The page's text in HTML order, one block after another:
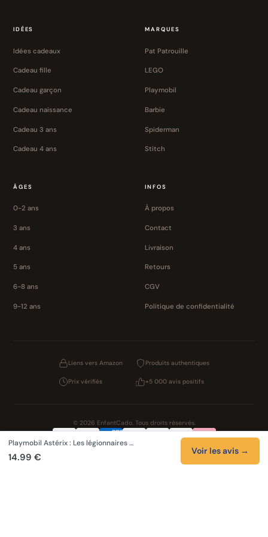
IDÉES
Idées cadeaux
Cadeau fille
Cadeau garçon
Cadeau naissance
Cadeau 3 ans
Cadeau 4 ans
MARQUES
Pat Patrouille
LEGO
Playmobil
Barbie
Spiderman
Stitch
ÂGES
0-2 ans
3 ans
4 ans
5 ans
6-8 ans
9-12 ans
INFOS
À propos
Contact
Livraison
Retours
CGV
Politique de confidentialité
Liens vers Amazon Produits authentiques
Prix vérifiés +5 000 avis positifs
© 2026 EnfantCado. Tous droits réservés.
ConfidentialitéCGVCookies Mentions légales
Playmobil Astérix : Les légionnaires …
14.99 €
Voir les avis →